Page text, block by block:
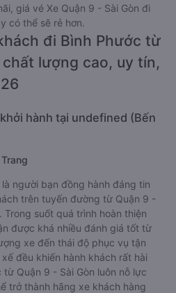
giá vé Xe Quận 9 - Sài Gòn đi
có thể sẽ rẻ hơn.
đi Bình Phước từ
chất lượng cao, uy tín,
hành tại undefined (Bến
người bạn đồng hành đáng tin
trên tuyến đường từ Quận 9 -
Trong suốt quá trình hoàn thiện
được khá nhiều đánh giá tốt từ
xe đến thái độ phục vụ tận
đều khiến hành khách rất hài
từ Quận 9 - Sài Gòn luôn nỗ lực
trở thành hãng xe khách hàng